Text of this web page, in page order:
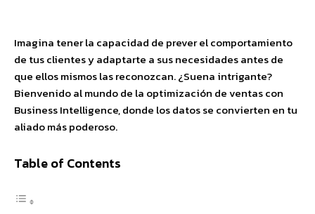
Imagina tener la capacidad de prever el comportamiento
de tus clientes y adaptarte a sus necesidades antes de
que ellos mismos las reconozcan. ¿Suena intrigante?
Bienvenido al mundo de la optimización de ventas con
Business Intelligence, donde los datos se convierten en tu
aliado más poderoso.
Table of Contents